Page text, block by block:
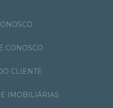
CONOSCO
CLIENTE
IMOBILIÁRIAS